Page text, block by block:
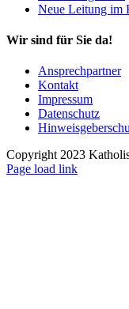
Neue Leitung im
Wir sind für Sie da!
Ansprechpartner
Kontakt
Impressum
Datenschutz
Copyright 2023
Page load link